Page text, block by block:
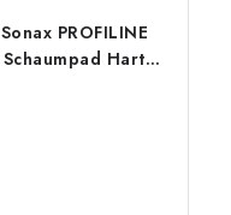
Sonax PROFILINE
Schaumpad Hart